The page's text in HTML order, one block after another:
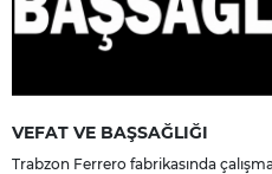
VEFAT VE BAŞSAĞLIĞI
Trabzon Ferrero fabrikasında